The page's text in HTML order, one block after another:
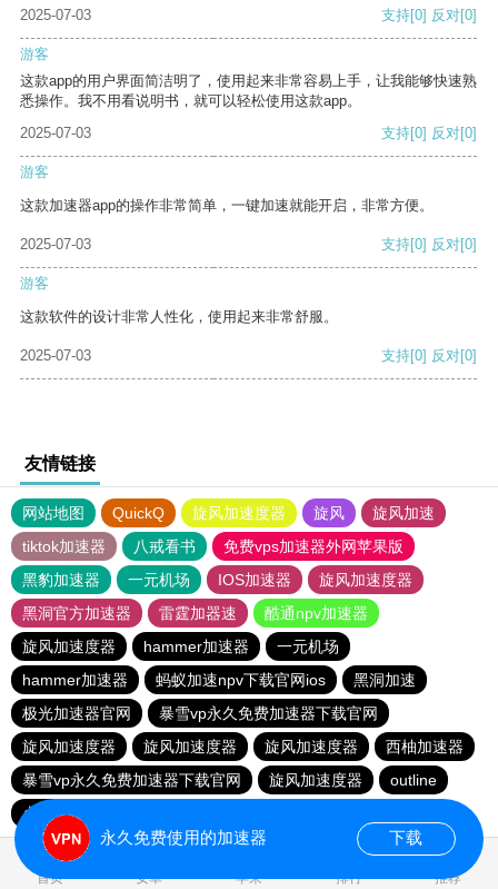
2025-07-03 支持[0] 反对[0]
游客
这款app的用户界面简洁明了，使用起来非常容易上手，让我能够快速熟
悉操作。我不用看说明书，就可以轻松使用这款app。
2025-07-03
支持[0] 反对[0]
游客
这款加速器app的操作非常简单，一键加速就能开启，非常方便。
2025-07-03 支持[0] 反对[0]
游客
这款软件的设计非常人性化，使用起来非常舒服。
2025-07-03 支持[0] 反对[0]
友情链接
网站地图 QuickQ 旋风加速度器 旋风
旋风加速
tiktok加速器
八戒看书
免费vps加速器外网苹果版
黑豹加速器
一元机场 IOS加速器
旋风加速度器
黑洞官方加速器
雷霆加器速
酷通npv加速器
旋风加速度器
hammer加速器
一元机场
hammer加速器
蚂蚁加速npv下载官网ios
黑洞加速
极光加速器官网
暴雪vp永久免费加速器下载官网
旋风加速度器
旋风加速度器 旋风加速度器
西柚加速器
暴雪vp永久免费加速器下载官网
旋风加速度器
outline
火箭加速器
首页 安卓 苹果 排行 推荐
永久免费使用的加速器 下载
0.073249s